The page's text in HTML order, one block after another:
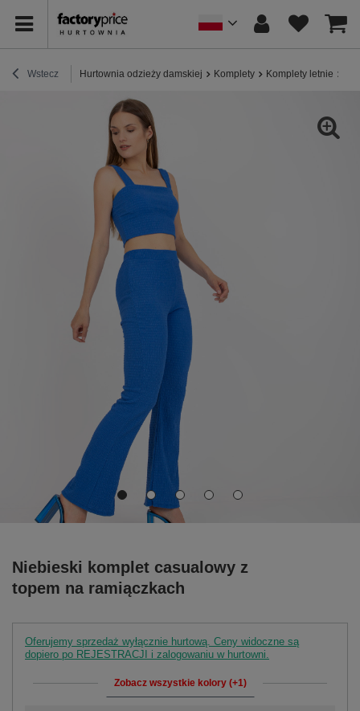
Wstecz Hurtownia odzieży damskiej Komplety Komplety letnie
Niebieski komplet casualowy z
topem na ramiączkach
Oferujemy sprzedaż wyłącznie hurtową. Ceny widoczne są
dopiero po REJESTRACJI i zalogowaniu w hurtowni.
Zobacz wszystkie kolory (+1)